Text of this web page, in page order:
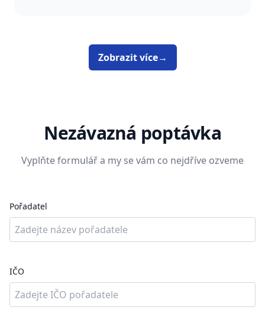
Zobrazit více→
Nezávazná poptávka
Vyplňte formulář a my se vám co nejdříve ozveme
Pořadatel
IČO